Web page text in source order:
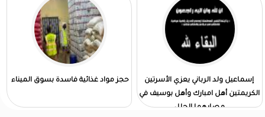
إسماعيل ولد الرباني يعزي الأسرتين
الكريمتين أهل امبارك وأهل بوسيف في
مصابهما الجلل
حجز مواد غذائية فاسدة بسوق الميناء